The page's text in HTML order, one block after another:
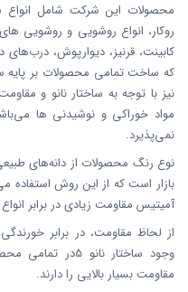
محصولات این شرکت شامل
روکار، انواع روشویی و روشویی
کابینت، قرنیز، دیوارپوش،
که ساخت تمامی محصولات بر پایه
نیز با توجه به ساختار نانو و
مواد خوراکی و نوشیدنی ها
نمی‌پذیرد.
نوع رنگ محصولات از دانه‌های
بازار است که از این روش
آمیتیس مقاومت زیادی در برابر
از لحاظ مقاومت، در برابر
وجود ساختار
مقاومت بسیار بالایی را دارند.